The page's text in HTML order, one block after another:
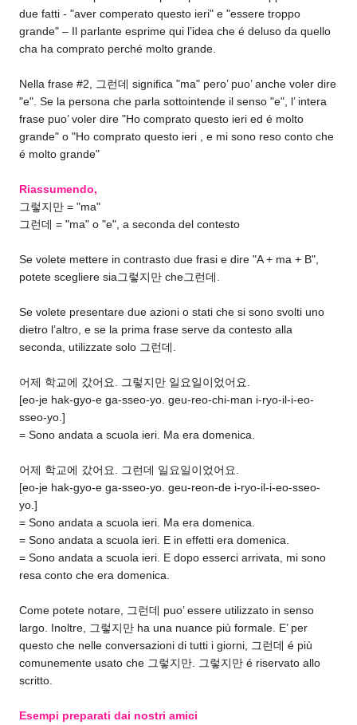
due fatti - "aver comperato questo ieri" e "essere troppo
grande" – Il parlante esprime qui l’idea che é deluso da quello
cha ha comprato perché molto grande.
Nella frase #2, 그런데 significa "ma" pero’ puo’ anche voler dire
"e". Se la persona che parla sottointende il senso "e", l’ intera
frase puo’ voler dire "Ho comprato questo ieri ed é molto
grande" o "Ho comprato questo ieri , e mi sono reso conto che
é molto grande"
Riassumendo,
그렇지만 = "ma"
그런데 = "ma" o "e", a seconda del contesto
Se volete mettere in contrasto due frasi e dire "A + ma + B",
potete scegliere sia그렇지만 che그런데.
Se volete presentare due azioni o stati che si sono svolti uno
dietro l’altro, e se la prima frase serve da contesto alla
seconda, utilizzate solo 그런데.
어제 학교에 갔어요. 그렇지만 일요일이었어요.
[eo-je hak-gyo-e ga-sseo-yo. geu-reo-chi-man i-ryo-il-i-eo-
sseo-yo.]
= Sono andata a scuola ieri. Ma era domenica.
어제 학교에 갔어요. 그런데 일요일이었어요.
[eo-je hak-gyo-e ga-sseo-yo. geu-reon-de i-ryo-il-i-eo-sseo-
yo.]
= Sono andata a scuola ieri. Ma era domenica.
= Sono andata a scuola ieri. E in effetti era domenica.
= Sono andata a scuola ieri. E dopo esserci arrivata, mi sono
resa conto che era domenica.
Come potete notare, 그런데 puo’ essere utilizzato in senso
largo. Inoltre, 그렇지만 ha una nuance più formale. E’ per
questo che nelle conversazioni di tutti i giorni, 그런데 é più
comunemente usato che 그렇지만. 그렇지만 é riservato allo
scritto.
Esempi preparati dai nostri amici